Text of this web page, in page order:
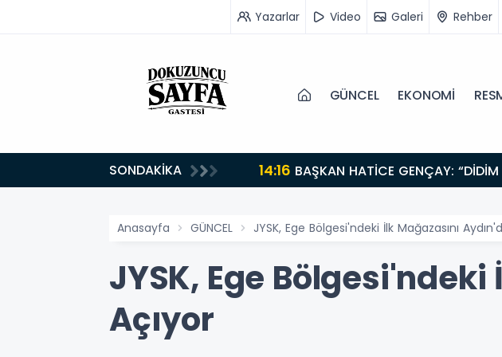
Yazarlar Video Galeri Rehber
GÜNCEL EKONOMİ
SONDAKİKA 14:16 BAŞKAN HATİCE GENÇAY: “DİDİM
Anasayfa GÜNCEL JYSK, Ege Bölgesi'ndeki İlk Mağazasını
JYSK, Ege Bölgesi'ndeki
Açıyor